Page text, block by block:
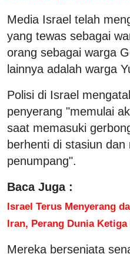
Media Israel telah
yang tewas sebagai
orang sebagai warga
lainnya adalah warga
Polisi di Israel
penyerang "memulai
saat memasuki
berhenti di stasiun dan
penumpang".
Baca Juga :
Israel Terus Menyerang
Iran, Perang Dunia
Mereka bersenjata